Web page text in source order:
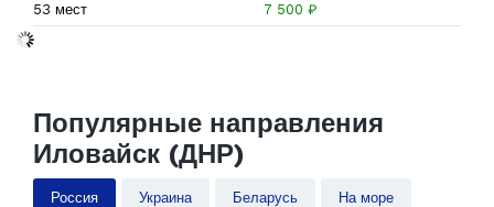
53 мест
7 500 ₽
Популярные направления
Иловайск (ДНР)
Россия Украина Беларусь На море